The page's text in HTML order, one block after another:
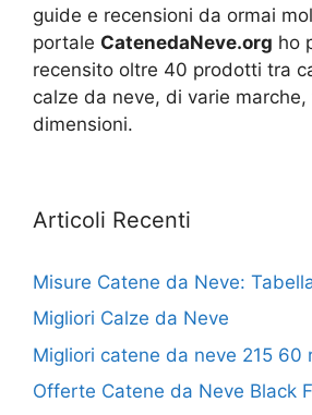
guide e recensioni da ormai
portale CatenedaNeve.org ho
recensito oltre 40 prodotti tra
calze da neve, di varie marche,
dimensioni.
Articoli Recenti
Misure Catene da Neve:
Migliori Calze da Neve
Migliori catene da neve 215 60
Offerte Catene da Neve Black